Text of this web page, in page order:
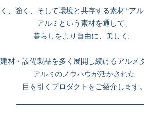
、強く、そして環境と共存する素材 “ア
アルミという素材を通して、
暮らしをより自由に、美しく。
材・設備製品を多く展開し続けるアルメ
アルミのノウハウが活かされた
目を引くプロダクトをご紹介します